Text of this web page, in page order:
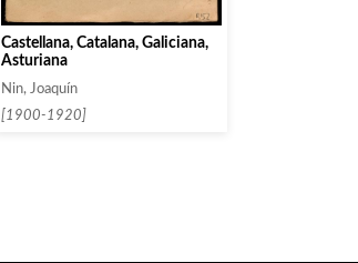
Castellana, Catalana, Galiciana,
Asturiana
Nin, Joaquín
[1900-1920]